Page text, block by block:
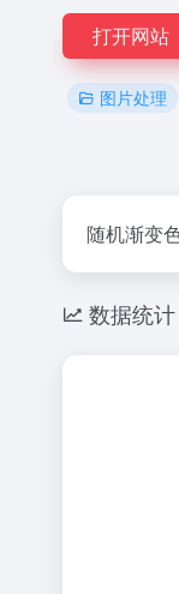
打开网站
图片处理
随机渐变
数据统计